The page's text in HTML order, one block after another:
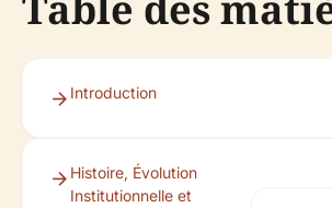
Introduction
Histoire, Évolution
Institutionnelle et